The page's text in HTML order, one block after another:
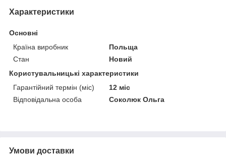
Характеристики
Основні
Країна виробник
Польща
Стан
Новий
Користувальницькі характеристики
Гарантійний термін (міс)
12 міс
Відповідальна особа
Соколюк Ольга
Умови доставки